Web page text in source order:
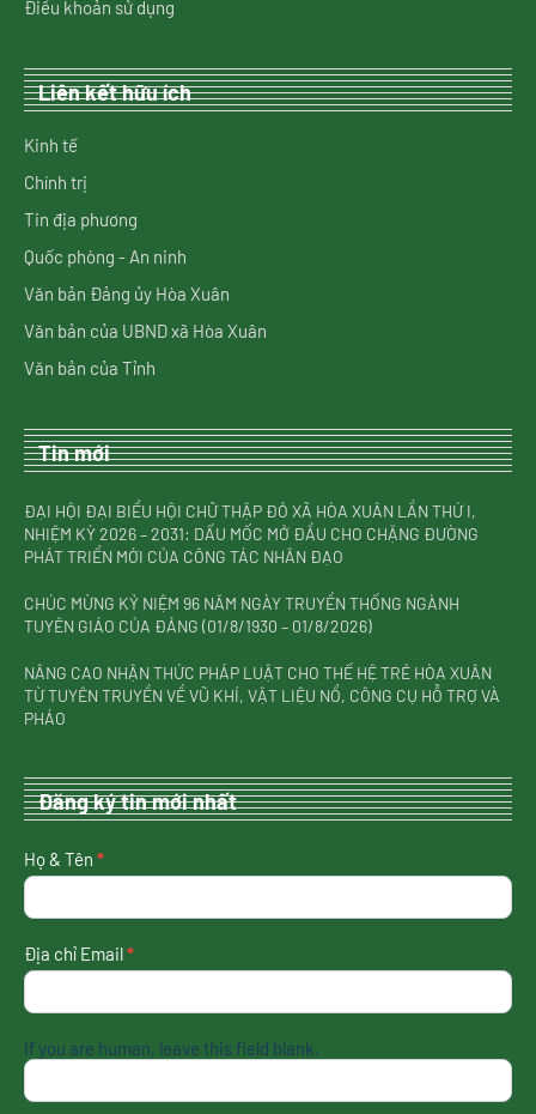
Điều khoản sử dụng
Liên kết hữu ích
Kinh tế
Chính trị
Tin địa phương
Quốc phòng - An ninh
Văn bản Đảng ủy Hòa Xuân
Văn bản của UBND xã Hòa Xuân
Văn bản của Tỉnh
Tin mới
ĐẠI HỘI ĐẠI BIỂU HỘI CHỮ THẬP ĐỎ XÃ HÒA XUÂN LẦN THỨ I,
NHIỆM KỲ 2026 – 2031: DẤU MỐC MỞ ĐẦU CHO CHẶNG ĐƯỜNG
PHÁT TRIỂN MỚI CỦA CÔNG TÁC NHÂN ĐẠO
CHÚC MỪNG KỶ NIỆM 96 NĂM NGÀY TRUYỀN THỐNG NGÀNH
TUYÊN GIÁO CỦA ĐẢNG (01/8/1930 – 01/8/2026)
NÂNG CAO NHẬN THỨC PHÁP LUẬT CHO THẾ HỆ TRẺ HÒA XUÂN
TỪ TUYÊN TRUYỀN VỀ VŨ KHÍ, VẬT LIỆU NỔ, CÔNG CỤ HỖ TRỢ VÀ
PHÁO
Đăng ký tin mới nhất
nhận
tin
nhất
Họ & Tên *
Địa chỉ Email*
If you are human, leave this field blank.